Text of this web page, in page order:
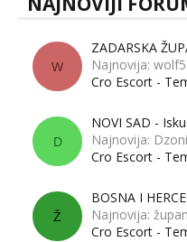
W
ZADARSKA
Najnovija: wolf5
Cro Escort -
D
NOVI SAD -
Najnovija:
Cro Escort -
Ž
BOSNA I
Najnovija:
Cro Escort -